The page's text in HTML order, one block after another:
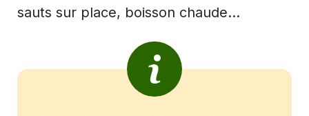
sauts sur place, boisson chaude…